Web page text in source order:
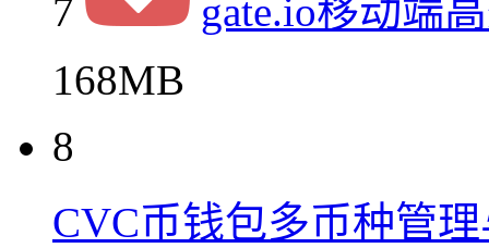
7
gate.io移动端
168MB
8
CVC币钱包多币种管